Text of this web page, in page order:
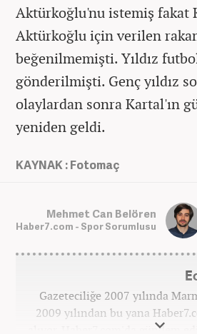
Aktürkoğlu'nu istemiş fakat
Aktürkoğlu için verilen
beğenilmemişti. Yıldız
gönderilmişti. Genç yıldız
olaylardan sonra Kartal'ın
yeniden geldi.
KAYNAK : Fotomaç
Mehmet Can Belören
Haber7.com - Spor Sorumlusu
Gazeteciliğe 2007 yılında
2009 yılından bu yana
alıyor. Haber7.com'da gündem